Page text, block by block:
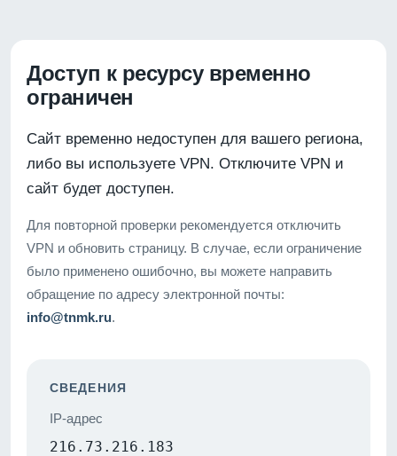
Доступ к ресурсу временно
ограничен
Сайт временно недоступен для вашего региона,
либо вы используете VPN. Отключите VPN и
сайт будет доступен.
Для повторной проверки рекомендуется отключить
VPN и обновить страницу. В случае, если ограничение
было применено ошибочно, вы можете направить
обращение по адресу электронной почты:
info@tnmk.ru.
СВЕДЕНИЯ
IP-адрес
216.73.216.183